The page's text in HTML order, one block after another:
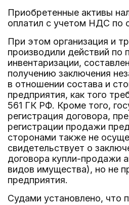
Приобретенные активы
оплатил с учетом НДС по
При этом организация и
производили действий по
инвентаризации,
получению заключения
в отношении состава и
предприятия, как того
561 ГК РФ. Кроме того,
регистрация договора,
регистрации продажи
сторонами также не
свидетельствует о
договора купли-продажи
видов имущества), но не
предприятия.
Судами установлено, что